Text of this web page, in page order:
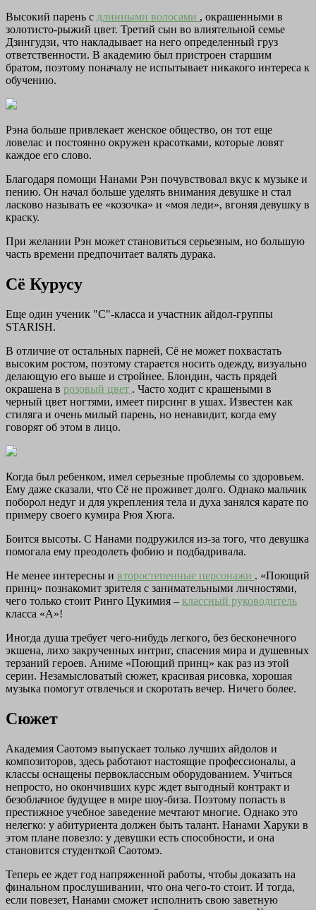
Высокий парень с длинными волосами , окрашенными в
золотисто-рыжий цвет. Третий сын во влиятельной семье
Дзингудзи, что накладывает на него определенный груз
ответственности. В академию был пристроен старшим
братом, поэтому поначалу не испытывает никакого интереса к
обучению.
Рэна больше привлекает женское общество, он тот еще
ловелас и постоянно окружен красотками, которые ловят
каждое его слово.
Благодаря помощи Нанами Рэн почувствовал вкус к музыке и
пению. Он начал больше уделять внимания девушке и стал
ласково называть ее «козочка» и «моя леди», вгоняя девушку в
краску.
При желании Рэн может становиться серьезным, но большую
часть времени предпочитает валять дурака.
Сё Курусу
Еще один ученик "С"-класса и участник айдол-группы
STARISH.
В отличие от остальных парней, Сё не может похвастать
высоким ростом, поэтому старается носить одежду, визуально
делающую его выше и стройнее. Блондин, часть прядей
окрашена в розовый цвет . Часто ходит с крашеными в
черный цвет ногтями, имеет пирсинг в ушах. Известен как
стиляга и очень милый парень, но ненавидит, когда ему
говорят об этом в лицо.
Когда был ребенком, имел серьезные проблемы со здоровьем.
Ему даже сказали, что Сё не проживет долго. Однако мальчик
поборол недуг и для укрепления тела и духа занялся карате по
примеру своего кумира Рюя Хюга.
Боится высоты. С Нанами подружился из-за того, что девушка
помогала ему преодолеть фобию и подбадривала.
Не менее интересны и второстепенные персонажи . «Поющий
принц» познакомит зрителя с занимательными личностями,
чего только стоит Ринго Цукимия – классный руководитель
класса «А»!
Иногда душа требует чего-нибудь легкого, без бесконечного
экшена, лихо закрученных интриг, спасения мира и душевных
терзаний героев. Аниме «Поющий принц» как раз из этой
серии. Незамысловатый сюжет, красивая рисовка, хорошая
музыка помогут отвлечься и скоротать вечер. Ничего более.
Сюжет
Академия Саотомэ выпускает только лучших айдолов и
композиторов, здесь работают настоящие профессионалы, а
классы оснащены первоклассным оборудованием. Учиться
непросто, но окончивших курс ждет выгодный контракт и
безоблачное будущее в мире шоу-биза. Поэтому попасть в
престижное учебное заведение мечтают многие. Однако это
нелегко: у абитуриента должен быть талант. Нанами Харуки в
этом плане повезло: у девушки есть способности, и она
становится студенткой Саотомэ.
Теперь ее ждет год напряженной работы, чтобы доказать на
финальном прослушивании, что она чего-то стоит. И тогда,
если повезет, Нанами сможет исполнить свою заветную